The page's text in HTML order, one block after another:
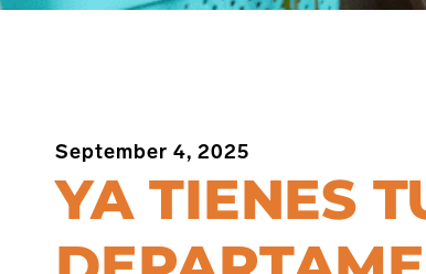
September 4, 2025
YA TIENES